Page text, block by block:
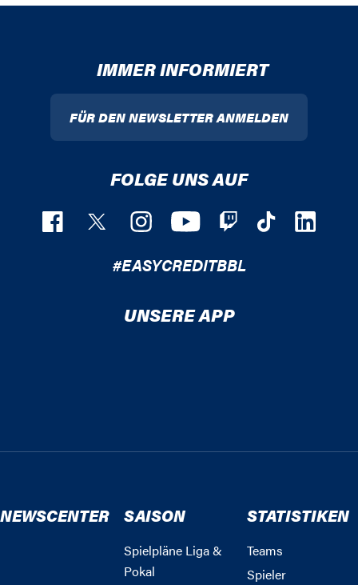
IMMER INFORMIERT
FÜR DEN NEWSLETTER ANMELDEN
FOLGE UNS AUF
#EASYCREDITBBL
UNSERE APP
NEWSCENTER SAISON
Spielpläne Liga &
Pokal
STATISTIKEN
Teams
Spieler